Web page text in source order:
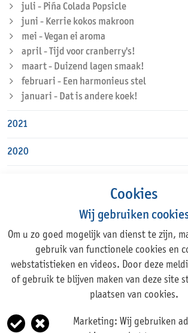
juli - Piña Colada Popsicle
juni - Kerrie kokos makroon
mei - Vegan ei aroma
april - Tijd voor cranberry's!
maart - Duizend lagen smaak!
februari - Een harmonieus stel
januari - Dat is andere koek!
2021
2020
Adres
Rechte Tocht 1, 1507 BZ ZAANDAM
+31 (0)75 631 44 11
info@buteressence.com
Cookies
Wij gebruiken
Om u zo goed mogelijk van dienst te zijn,
gebruik van functionele cookies en
webstatistieken en videos. Door deze
of gebruik te blijven maken van deze site
plaatsen van cookies.
Marketing:Wij gebruiken